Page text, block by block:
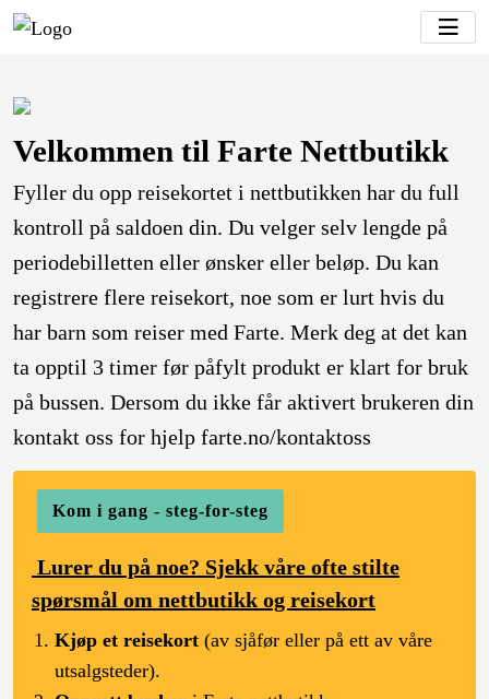
Velkommen til Farte Nettbutikk
Fyller du opp reisekortet i nettbutikken har du full
kontroll på saldoen din. Du velger selv lengde på
periodebilletten eller ønsker eller beløp. Du kan
registrere flere reisekort, noe som er lurt hvis du
har barn som reiser med Farte. Merk deg at det kan
ta opptil 3 timer før påfylt produkt er klart for bruk
på bussen. Dersom du ikke får aktivert brukeren din
kontakt oss for hjelp farte.no/kontaktoss
Kom i gang - steg-for-steg
Lurer du på noe? Sjekk våre ofte stilte
spørsmål om nettbutikk og reisekort
Kjøp et reisekort(av sjåfør eller på ett av våre
utsalgsteder).